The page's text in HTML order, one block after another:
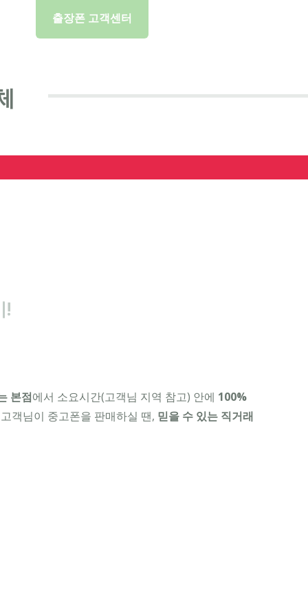
출장폰 고객센터
!
본점에서 소요시간(고객님 지역 참고) 안에 100%
객님이 중고폰을 판매하실 땐, 믿을 수 있는 직거래